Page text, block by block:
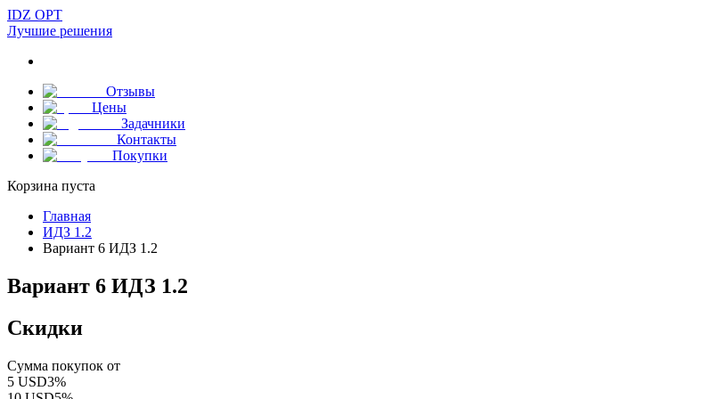
IDZ OPT
Лучшие решения
Отзывы
Цены
Задачники
Контакты
Покупки
Корзина пуста
Главная
ИДЗ 1.2
Вариант 6 ИДЗ 1.2
Вариант 6 ИДЗ 1.2
Скидки
Сумма покупок от
5 USD3%